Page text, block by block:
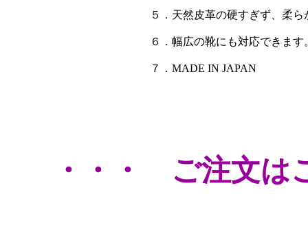
５．天然皮革の硬すぎず、柔
６．幅広の靴にも対応できます
７．MADE IN JAPAN
・・・ ご注文は